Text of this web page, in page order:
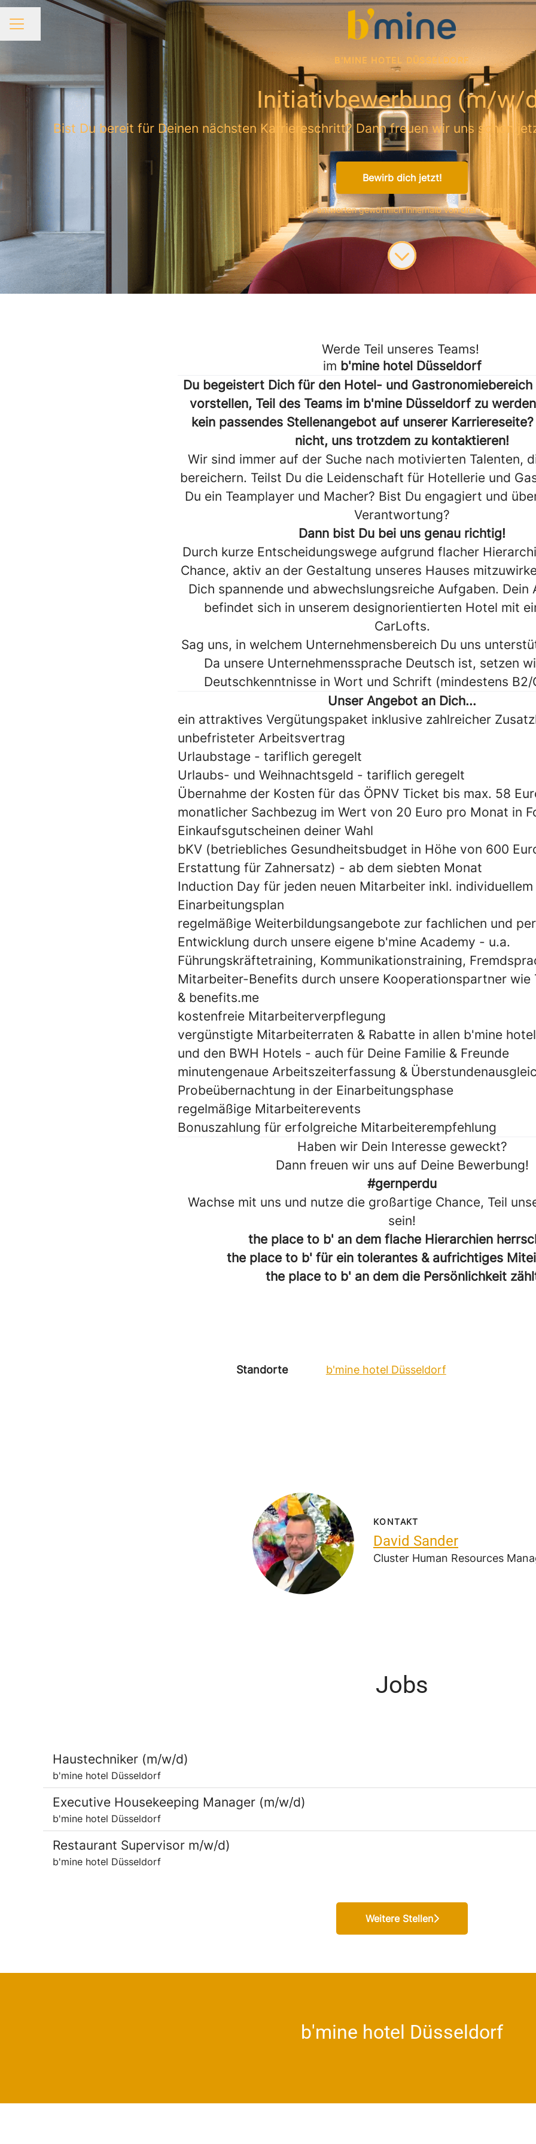
KARRIEREMENÜ
Seite teilen
B'MINE HOTEL DÜSSELDORF
Initiativbewerbung (m/w/
Bist Du bereit für Deinen nächsten Karriereschritt? Dann freuen wir uns schon
Bewirb dich jetzt!
Wir antworten gewöhnlich innerhalb vondrei Tagen
Werde Teil unseres Teams!
im b'mine hotel Düsseldorf
Du begeistert Dich für den Hotel- und Gastronomiebereich
vorstellen, Teil des Teams im b'mine Düsseldorf zu
kein passendes Stellenangebot auf unserer
nicht, uns trotzdem zu kontaktieren!
Wir sind immer auf der Suche nach motivierten Talenten,
bereichern. Teilst Du die Leidenschaft für Hotellerie und
Du ein Teamplayer und Macher? Bist Du engagiert und
Verantwortung?
Dann bist Du bei uns genau richtig!
Durch kurze Entscheidungswege aufgrund flacher
Chance, aktiv an der Gestaltung unseres Hauses
Dich spannende und abwechslungsreiche Aufgaben. Dein
befindet sich in unserem designorientierten Hotel mit
CarLofts.
Sag uns, in welchem Unternehmensbereich Du uns
Da unsere Unternehmenssprache Deutsch ist, setzen
Deutschkenntnisse in Wort und Schrift (mindestens B2/
Unser Angebot an Dich...
ein attraktives Vergütungspaket inklusive zahlreicher
unbefristeter Arbeitsvertrag
Urlaubstage - tariflich geregelt
Urlaubs- und Weihnachtsgeld - tariflich geregelt
Übernahme der Kosten für das ÖPNV Ticket bis max. 58
monatlicher Sachbezug im Wert von 20 Euro pro Monat in
Einkaufsgutscheinen deiner Wahl
bKV (betriebliches Gesundheitsbudget in Höhe von 600
Erstattung für Zahnersatz) - ab dem siebten Monat
Induction Day für jeden neuen Mitarbeiter inkl. individuellem
Einarbeitungsplan
regelmäßige Weiterbildungsangebote zur fachlichen und
Entwicklung durch unsere eigene b'mine Academy - u.a.
Führungskräftetraining, Kommunikationstraining,
Mitarbeiter-Benefits durch unsere Kooperationspartner wie
& benefits.me
kostenfreie Mitarbeiterverpflegung
vergünstigte Mitarbeiterraten & Rabatte in allen b'mine
und den BWH Hotels - auch für Deine Familie & Freunde
minutengenaue Arbeitszeiterfassung &
Probeübernachtung in der Einarbeitungsphase
regelmäßige Mitarbeiterevents
Bonuszahlung für erfolgreiche Mitarbeiterempfehlung
Haben wir Dein Interesse geweckt?
Dann freuen wir uns auf Deine Bewerbung!
#gernperdu
Wachse mit uns und nutze die großartige Chance, Teil
sein!
the place to b' an dem flache Hierarchien
the place to b' für ein tolerantes & aufrichtiges
the place to b' an dem die Persönlichkeit
Standorte b'mine hotel Düsseldorf
KONTAKT
David Sander
Cluster Human Resources
Jobs
Haustechniker (m/w/d)
b'mine hotel Düsseldorf
Executive Housekeeping Manager (m/w/d)
b'mine hotel Düsseldorf
Restaurant Supervisor m/w/d)
b'mine hotel Düsseldorf
Weitere Stellen
b'mine hotel Düsseldorf